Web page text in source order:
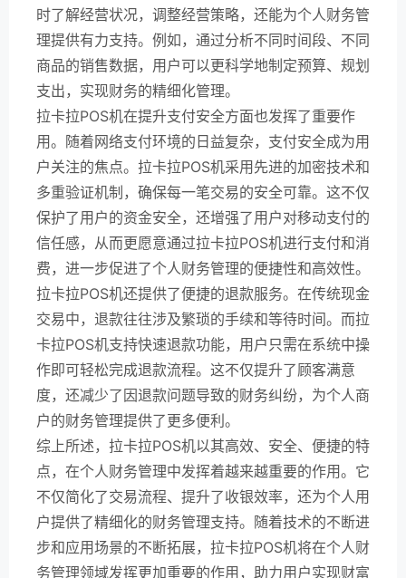
时了解经营状况，调整经营策略，还能为个人财务管
理提供有力支持。例如，通过分析不同时间段、不同
商品的销售数据，用户可以更科学地制定预算、规划
支出，实现财务的精细化管理。
拉卡拉POS机在提升支付安全方面也发挥了重要作
用。随着网络支付环境的日益复杂，支付安全成为用
户关注的焦点。拉卡拉POS机采用先进的加密技术和
多重验证机制，确保每一笔交易的安全可靠。这不仅
保护了用户的资金安全，还增强了用户对移动支付的
信任感，从而更愿意通过拉卡拉POS机进行支付和消
费，进一步促进了个人财务管理的便捷性和高效性。
拉卡拉POS机还提供了便捷的退款服务。在传统现金
交易中，退款往往涉及繁琐的手续和等待时间。而拉
卡拉POS机支持快速退款功能，用户只需在系统中操
作即可轻松完成退款流程。这不仅提升了顾客满意
度，还减少了因退款问题导致的财务纠纷，为个人商
户的财务管理提供了更多便利。
综上所述，拉卡拉POS机以其高效、安全、便捷的特
点，在个人财务管理中发挥着越来越重要的作用。它
不仅简化了交易流程、提升了收银效率，还为个人用
户提供了精细化的财务管理支持。随着技术的不断进
步和应用场景的不断拓展，拉卡拉POS机将在个人财
务管理领域发挥更加重要的作用，助力用户实现财富